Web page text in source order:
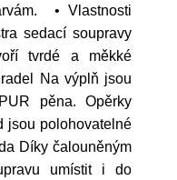
• Vlastnosti
sedací soupravy
tvrdé a měkké
Na výplň jsou
pěna. Opěrky
jsou polohovatelné
Díky čalouněným
umístit i do